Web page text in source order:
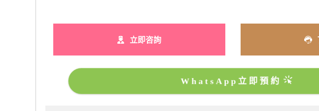
立即咨詢
WhatsApp立即預約